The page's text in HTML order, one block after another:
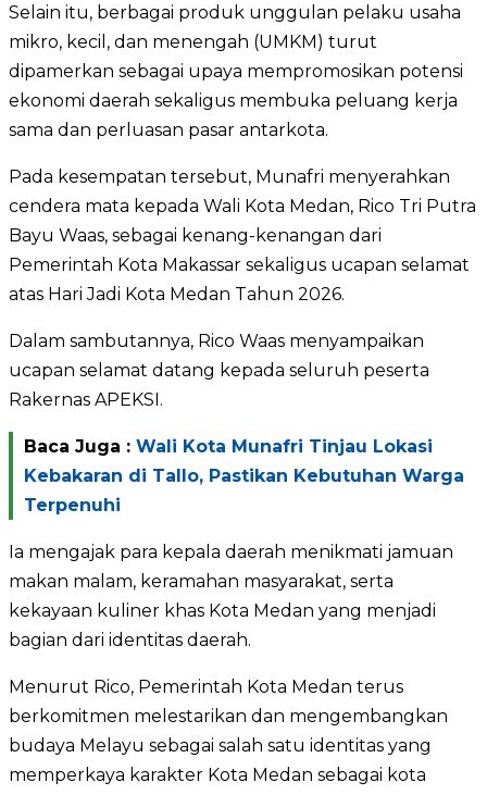
Selain itu, berbagai produk unggulan pelaku usaha
mikro, kecil, dan menengah (UMKM) turut
dipamerkan sebagai upaya mempromosikan potensi
ekonomi daerah sekaligus membuka peluang kerja
sama dan perluasan pasar antarkota.
Pada kesempatan tersebut, Munafri menyerahkan
cendera mata kepada Wali Kota Medan, Rico Tri Putra
Bayu Waas, sebagai kenang-kenangan dari
Pemerintah Kota Makassar sekaligus ucapan selamat
atas Hari Jadi Kota Medan Tahun 2026.
Dalam sambutannya, Rico Waas menyampaikan
ucapan selamat datang kepada seluruh peserta
Rakernas APEKSI.
Baca Juga : Wali Kota Munafri Tinjau Lokasi
Kebakaran di Tallo, Pastikan Kebutuhan Warga
Terpenuhi
Ia mengajak para kepala daerah menikmati jamuan
makan malam, keramahan masyarakat, serta
kekayaan kuliner khas Kota Medan yang menjadi
bagian dari identitas daerah.
Menurut Rico, Pemerintah Kota Medan terus
berkomitmen melestarikan dan mengembangkan
budaya Melayu sebagai salah satu identitas yang
memperkaya karakter Kota Medan sebagai kota